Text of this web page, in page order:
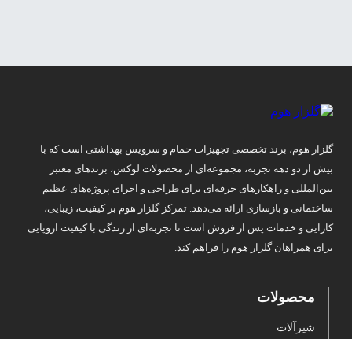
گلزار هوم، برند تخصصی تجهیزات حمام و سرویس بهداشتی است که با
بیش از دو دهه تجربه، مجموعه‌ای از محصولات لوکس، برندهای معتبر
بین‌المللی و راهکارهای حرفه‌ای برای طراحی و اجرای پروژه‌های عظیم
ساختمانی و بازسازی ارائه می‌دهد. تمرکز گلزار هوم بر کیفیت، زیبایی،
کارایی و خدمات پس از فروش است تا تجربه‌ای از زندگی با کیفیت اروپایی
برای همراهان گلزار هوم را فراهم کند.
محصولات
شیرآلات